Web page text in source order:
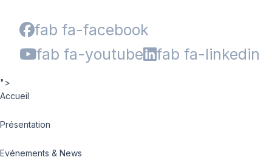
fab fa-facebook
fab fa-youtube
fab fa-linkedin
">
Accueil
Présentation
Evénements & News